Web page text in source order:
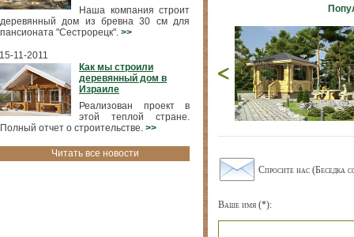
Наша компания строит
деревянный дом из бревна 30 см для
пансионата "Сестрорецк". >>
15-11-2011
Как мы строили
деревянный дом в
Израиле
Реализован проект в
этой теплой стране.
Полный отчет о строительстве. >>
Читать все новости
Спросите нас (Беседка
Ваше имя (*):